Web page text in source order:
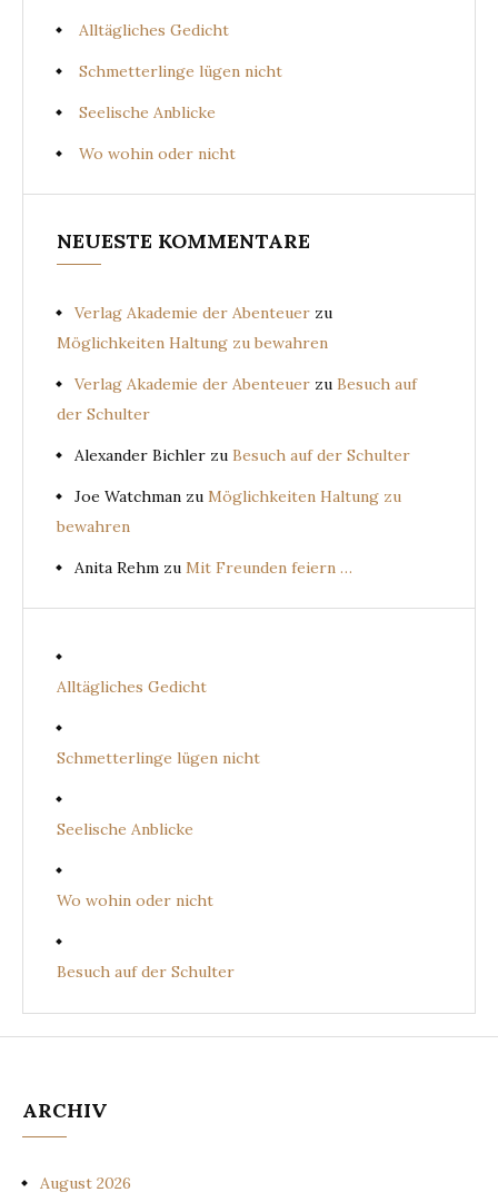
Alltägliches Gedicht
Schmetterlinge lügen nicht
Seelische Anblicke
Wo wohin oder nicht
NEUESTE KOMMENTARE
Verlag Akademie der Abenteuer zu
Möglichkeiten Haltung zu bewahren
Verlag Akademie der Abenteuer zu Besuch auf
der Schulter
Alexander Bichler zu Besuch auf der Schulter
Joe Watchman zu Möglichkeiten Haltung zu
bewahren
Anita Rehm zu Mit Freunden feiern …
Alltägliches Gedicht
Schmetterlinge lügen nicht
Seelische Anblicke
Wo wohin oder nicht
Besuch auf der Schulter
ARCHIV
August 2026